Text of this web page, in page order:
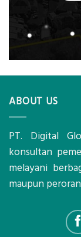
ABOUT US
PT. Digital
konsultan
melayani
maupun